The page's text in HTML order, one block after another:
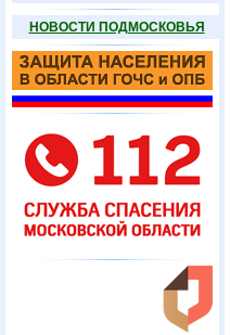
НОВОСТИ ПОДМОСКОВЬЯ